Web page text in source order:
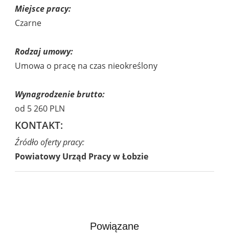
Miejsce pracy:
Czarne
Rodzaj umowy:
Umowa o pracę na czas nieokreślony
Wynagrodzenie brutto:
od 5 260 PLN
KONTAKT:
Źródło oferty pracy:
Powiatowy Urząd Pracy w Łobzie
Powiązane